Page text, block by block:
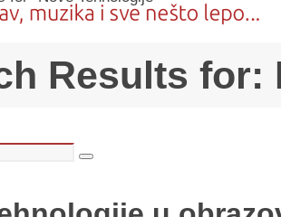
Results for:
Search